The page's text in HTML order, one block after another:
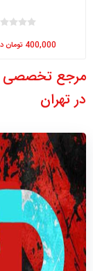
400,000 تومان در هر 1 روز
مرجع تخصصی
در تهران